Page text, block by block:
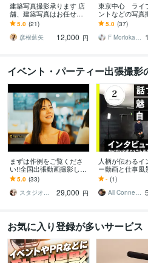
建築写真撮影承ります 店
舗、建築写真はお任せく
ださい！【ビデオチャッ
トあり】
5.0 (21)
彦根藍矢
12,000 円
東京中心 ライ
ントなどの写真
します 様々な撮
あるプロカメラ
が【写真】撮影
5.0 (37)
F Morioka Photograph
イベント・パーティー出張撮影
まずは作例をご覧くださ
い!!全国出張動画撮影しま
す 講演会.イベント.発表
会.ＰＲ動画もお任せ下さ
い！
5.0 (33)
スタジオONO
29,000 円
人柄が伝わるイ
ー動画と仕事風
ます Netflix認定
ピンマイク収録
ック
- (1)
All Connected 吉田稔
お気に入り登録が多いサービス